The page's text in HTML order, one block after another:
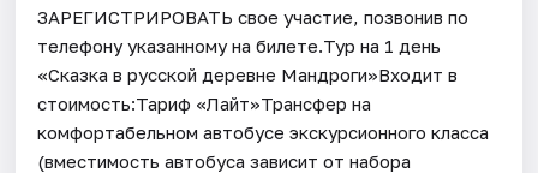
ЗАРЕГИСТРИРОВАТЬ свое участие, позвонив по
телефону указанному на билете.Тур на 1 день
«Сказка в русской деревне Мандроги»Входит в
стоимость:Тариф «Лайт»Трансфер на
комфортабельном автобусе экскурсионного класса
(вместимость автобуса зависит от набора